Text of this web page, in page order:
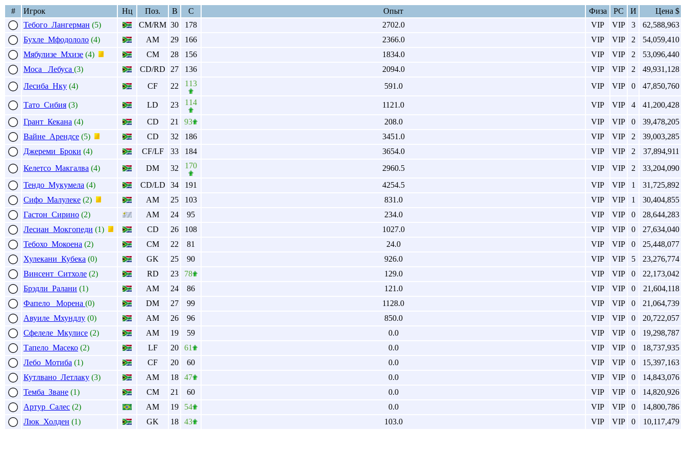
# Игрок Нц Поз. В С Опыт Физа РС И
Цена $
Тебого Лангерман (5) CM/RM 30 178 2702.0 VIP VIP 3
62,588,963
Бухле Мфодололо (4) AM 29 166 2366.0 VIP VIP 2
54,059,410
Мябулизе Мхизе (4) CM 28 156 1834.0 VIP VIP 2
53,096,440
Моса Лебуса (3) CD/RD 27 136 2094.0 VIP VIP 2
49,931,128
Лесиба Нку (4) CF 22 113 591.0 VIP VIP 0 47,850,760
Тато Сибия (3) LD 23 114 1121.0 VIP VIP 4
41,200,428
Грант Кекана (4) CD 21 93 208.0 VIP VIP 0
39,478,205
Вайне Арендсе (5) CD 32 186 3451.0 VIP VIP 2
39,003,285
Джереми Броки (4) CF/LF 33 184 3654.0 VIP VIP 2
37,894,911
Келетсо Макгалва (4) DM 32 170 2960.5 VIP VIP 2
33,204,090
Тендо Мукумела (4) CD/LD 34 191 4254.5 VIP VIP 1
31,725,892
Сифо Малулеке (2) AM 25 103 831.0 VIP VIP 1
30,404,855
Гастон Сирино (2) AM 24 95 234.0 VIP VIP 0
28,644,283
Лесиан Мокгопеди (1) CD 26 108 1027.0 VIP VIP 0
27,634,040
Тебохо Мокоена (2) CM 22 81 24.0 VIP VIP 0
25,448,077
Хулекани Кубека (0) GK 25 90 926.0 VIP VIP 5
23,276,774
Винсент Ситхоле (2) RD 23 78 129.0 VIP VIP 0
22,173,042
Брэдли Ралани (1) AM 24 86 121.0 VIP VIP 0
21,604,118
Фапело Морена (0) DM 27 99 1128.0 VIP VIP 0
21,064,739
Авуиле Мхундлу (0) AM 26 96 850.0 VIP VIP 0
20,722,057
Сфелеле Мкулисе (2) AM 19 59 0.0 VIP VIP 0
19,298,787
Тапело Масеко (2) LF 20 61 0.0 VIP VIP 0
18,737,935
Лебо Мотиба (1) CF 20 60 0.0 VIP VIP 0
15,397,163
Кутлвано Летлаку (3) AM 18 47 0.0 VIP VIP 0
14,843,076
Темба Зване (1) CM 21 60 0.0 VIP VIP 0
14,820,926
Артур Салес (2) AM 19 54 0.0 VIP VIP 0
14,800,786
Люк Холден (1) GK 18 43 103.0 VIP VIP 0 10,117,479